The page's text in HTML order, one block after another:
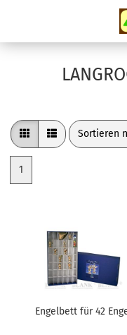
Sortieren
Sortieren
1
Engelbett für 42